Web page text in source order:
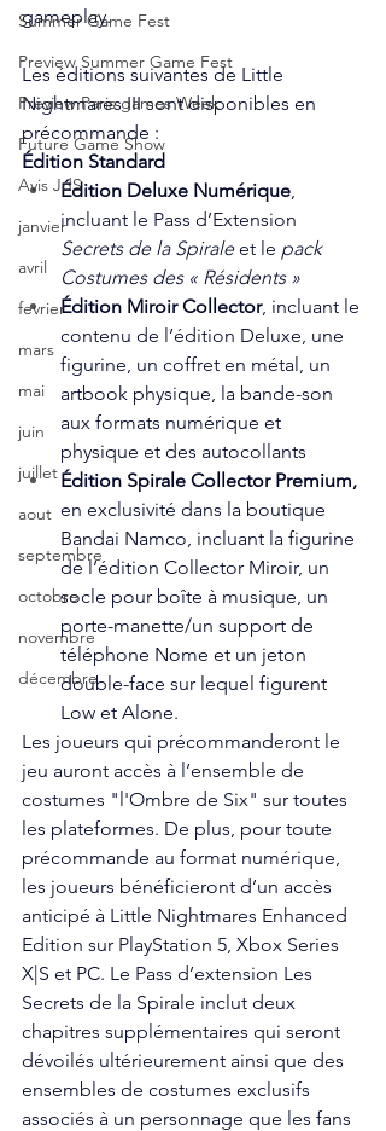
Summer Game Fest
Preview Summer Game Fest
Preview Paris games Week
Future Game Show
Avis JdS
janvier
avril
fevrier
mars
mai
juin
juillet
aout
septembre
octobre
novembre
décembre
gameplay.
Les éditions suivantes de Little
Nightmares III sont disponibles en
précommande :
Édition Standard
Édition Deluxe Numérique
incluant le Pass d’Extension
Secrets de la Spirale et le pack
Costumes des « Résidents »
Édition Miroir Collector, incluant le
contenu de l’édition Deluxe, une
figurine, un coffret en métal, un
artbook physique, la bande-son
aux formats numérique et
physique et des autocollants
Édition Spirale Collector Premium,
en exclusivité dans la boutique
Bandai Namco, incluant la figurine
de l’édition Collector Miroir, un
socle pour boîte à musique, un
porte-manette/un support de
téléphone Nome et un jeton
double-face sur lequel figurent
Low et Alone.
Les joueurs qui précommanderont le
jeu auront accès à l’ensemble de
costumes "l'Ombre de Six" sur toutes
les plateformes. De plus, pour toute
précommande au format numérique,
les joueurs bénéficieront d’un accès
anticipé à Little Nightmares Enhanced
Edition sur PlayStation 5, Xbox Series
X|S et PC. Le Pass d’extension Les
Secrets de la Spirale inclut deux
chapitres supplémentaires qui seront
dévoilés ultérieurement ainsi que des
ensembles de costumes exclusifs
associés à un personnage que les fans